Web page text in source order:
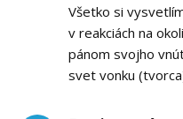
Všetko si
v reakciách na
pánom svojho
svet vonku